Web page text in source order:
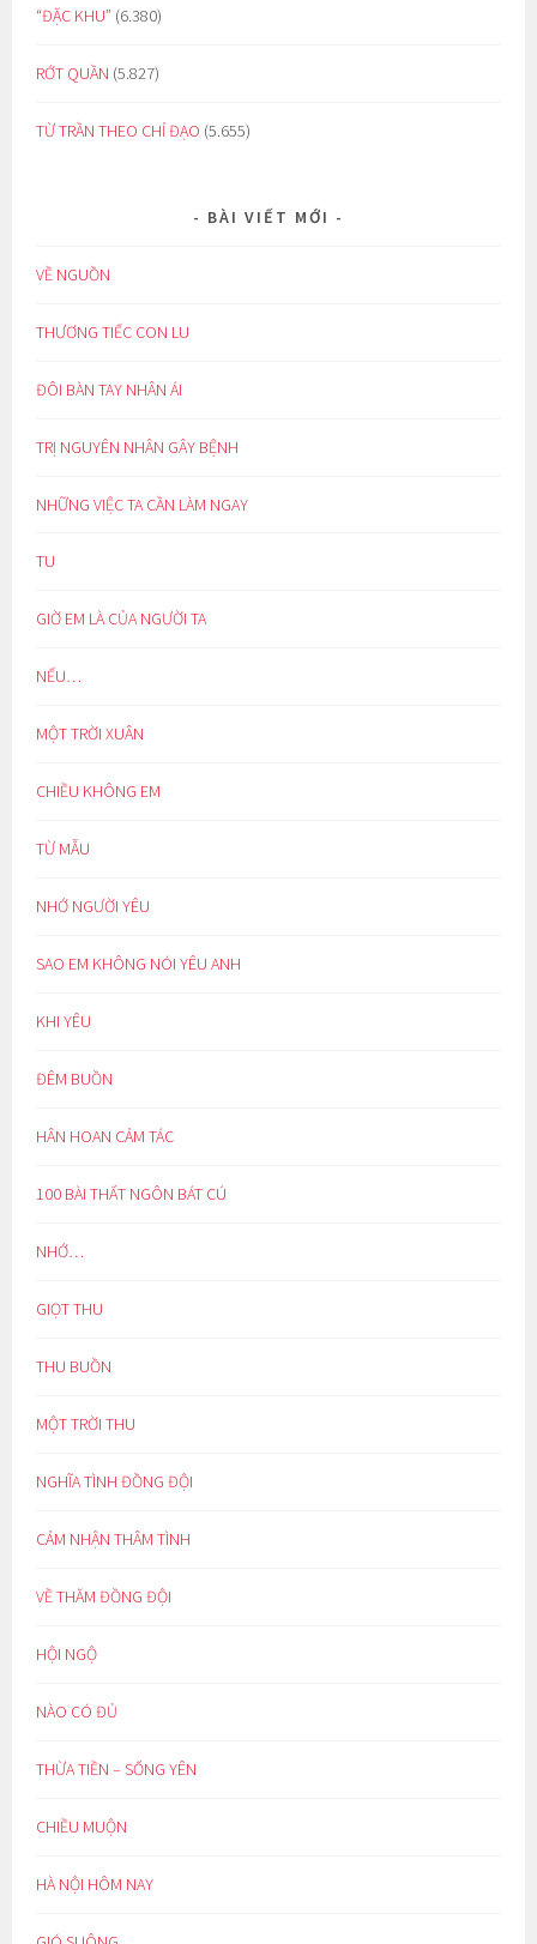
“ĐẶC KHU” (6.380)
RỚT QUẦN (5.827)
TỪ TRẦN THEO CHỈ ĐẠO (5.655)
BÀI VIẾT MỚI
VỀ NGUỒN
THƯƠNG TIẾC CON LU
ĐÔI BÀN TAY NHÂN ÁI
TRỊ NGUYÊN NHÂN GÂY BỆNH
NHỮNG VIỆC TA CẦN LÀM NGAY
TU
GIỜ EM LÀ CỦA NGƯỜI TA
NẾU…
MỘT TRỜI XUÂN
CHIỀU KHÔNG EM
TỪ MẪU
NHỚ NGƯỜI YÊU
SAO EM KHÔNG NÓI YÊU ANH
KHI YÊU
ĐÊM BUỒN
HÂN HOAN CẢM TÁC
100 BÀI THẤT NGÔN BÁT CÚ
NHỚ…
GIỌT THU
THU BUỒN
MỘT TRỜI THU
NGHĨA TÌNH ĐỒNG ĐỘI
CẢM NHẬN THÂM TÌNH
VỀ THĂM ĐỒNG ĐỘI
HỘI NGỘ
NÀO CÓ ĐỦ
THỪA TIỀN – SỐNG YÊN
CHIỀU MUỘN
HÀ NỘI HÔM NAY